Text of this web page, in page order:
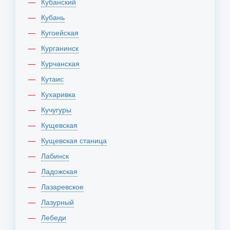
Кубань
Кугоейская
Курганинск
Курчанская
Кутаис
Кухаривка
Кучугуры
Кущевская
Кущевская станица
Лабинск
Ладожская
Лазаревское
Лазурный
Лебеди